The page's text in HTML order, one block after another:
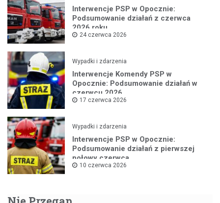
Interwencje PSP w Opocznie:
Podsumowanie działań z czerwca
2026 roku
24 czerwca 2026
Wypadki i zdarzenia
Interwencje Komendy PSP w
Opocznie: Podsumowanie działań w
czerwcu 2026
17 czerwca 2026
Wypadki i zdarzenia
Interwencje PSP w Opocznie:
Podsumowanie działań z pierwszej
połowy czerwca
10 czerwca 2026